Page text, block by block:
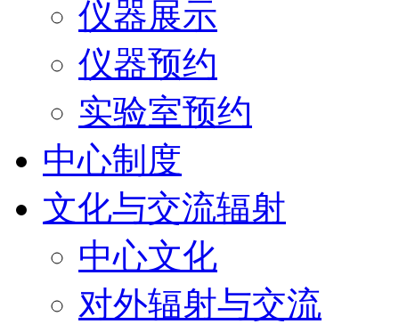
仪器展示
仪器预约
实验室预约
中心制度
文化与交流辐射
中心文化
对外辐射与交流